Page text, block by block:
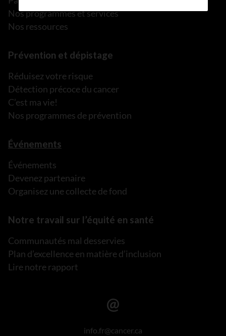
Nos programmes et services
Nos ressources
Prévention et dépistage
Réduisez votre risque
Détection précoce du cancer
C’est ma vie!
Nos programmes de prévention
Événements
Événements
Devenez partenaire
Organisez une collecte de fond
Notre travail sur l’équité en santé
Communautés mal desservies
Plan d’excellence en matière d’inclusion
Lire notre rapport
info.fr@cancer.ca